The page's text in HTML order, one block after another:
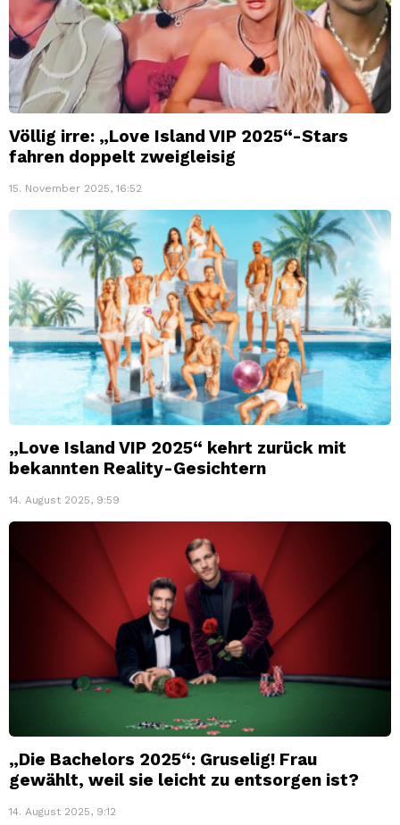
Völlig irre: „Love Island VIP 2025“-Stars
fahren doppelt zweigleisig
15. November 2025, 16:52
„Love Island VIP 2025“ kehrt zurück mit
bekannten Reality-Gesichtern
14. August 2025, 9:59
„Die Bachelors 2025“: Gruselig! Frau
gewählt, weil sie leicht zu entsorgen ist?
14. August 2025, 9:12